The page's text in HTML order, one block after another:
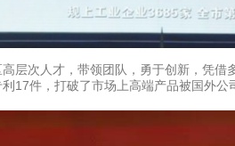
层次人才，带领团队，勇于创新，凭
17件，打破了市场上高端产品被国外